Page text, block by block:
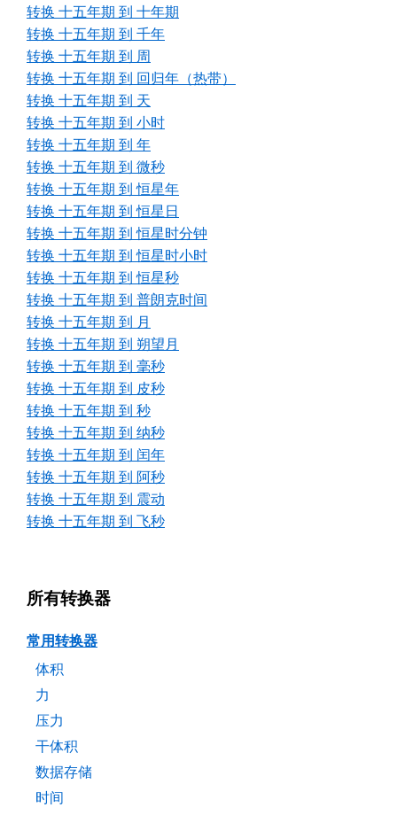
转换 十五年期 到 十年期
转换 十五年期 到 千年
转换 十五年期 到 周
转换 十五年期 到 回归年（热带）
转换 十五年期 到 天
转换 十五年期 到 小时
转换 十五年期 到 年
转换 十五年期 到 微秒
转换 十五年期 到 恒星年
转换 十五年期 到 恒星日
转换 十五年期 到 恒星时分钟
转换 十五年期 到 恒星时小时
转换 十五年期 到 恒星秒
转换 十五年期 到 普朗克时间
转换 十五年期 到 月
转换 十五年期 到 朔望月
转换 十五年期 到 毫秒
转换 十五年期 到 皮秒
转换 十五年期 到 秒
转换 十五年期 到 纳秒
转换 十五年期 到 闰年
转换 十五年期 到 阿秒
转换 十五年期 到 震动
转换 十五年期 到 飞秒
所有转换器
常用转换器
体积
力
压力
干体积
数据存储
时间